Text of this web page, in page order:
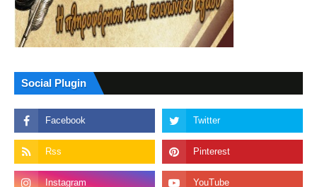
Social Plugin